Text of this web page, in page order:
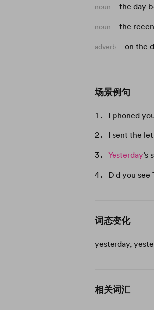
noun the day
noun the
adverb on the
场景例句
I phoned you
I sent the
Yesterday’s
Did you see
词态变化
yesterday,
相关词汇